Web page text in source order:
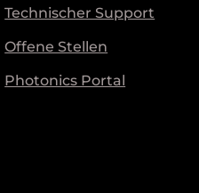
Technischer Support
Offene Stellen
Photonics Portal